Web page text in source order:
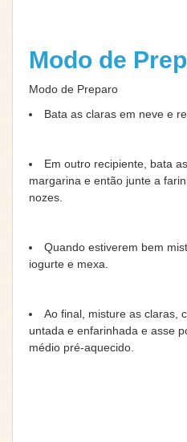
Modo de
Modo de Preparo
Bata as claras em neve e
Em outro recipiente, bata
margarina e então junte a
nozes.
Quando estiverem bem
iogurte e mexa.
Ao final, misture as claras,
untada e enfarinhada e asse
médio pré-aquecido.